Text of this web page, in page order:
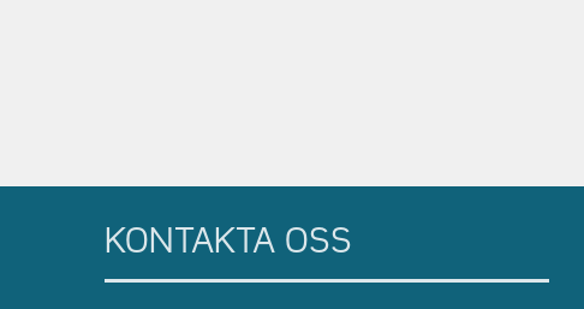
KONTAKTA OSS